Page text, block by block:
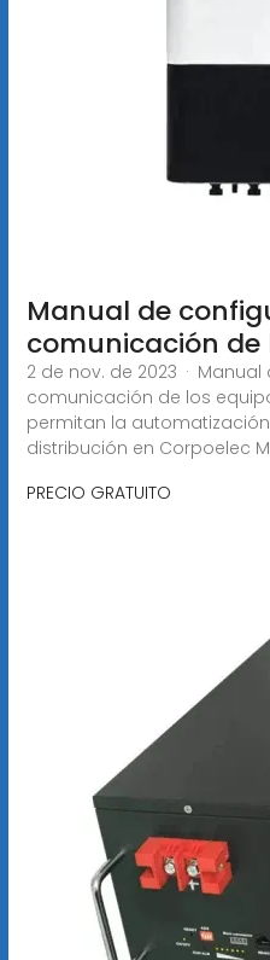
Manual de
comunicación de
2 de nov. de 2023 ·
comunicación de los
permitan la
distribución en Corpoelec
PRECIO GRATUITO